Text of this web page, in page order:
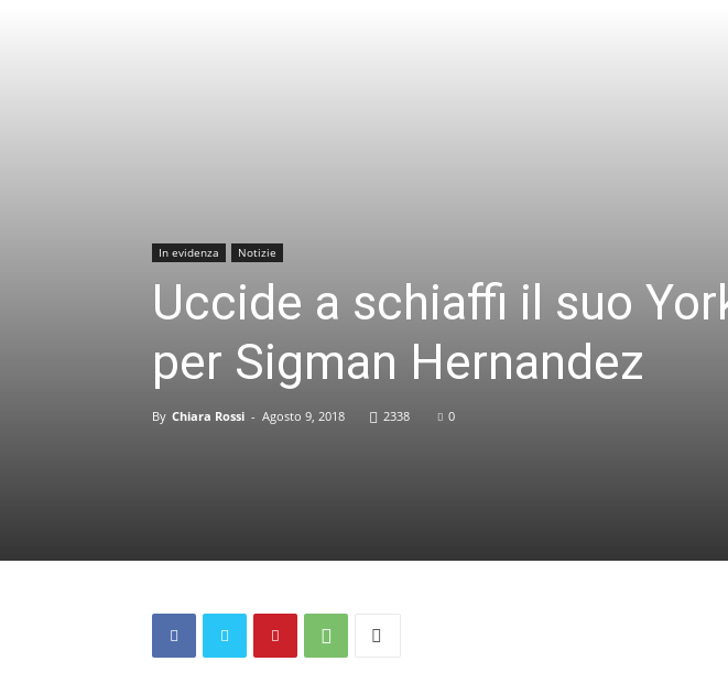
In evidenza Notizie
Uccide a schiaffi il suo
per Sigman Hernandez
By Chiara Rossi - Agosto 9, 2018 2338 0